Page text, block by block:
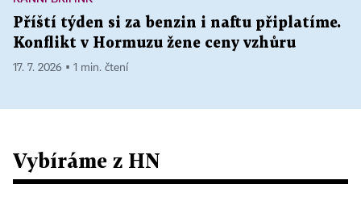
Příští týden si za benzin i naftu připlatíme.
Konflikt v Hormuzu žene ceny vzhůru
17. 7. 2026 ▪ 1 min. čtení
Vybíráme z HN